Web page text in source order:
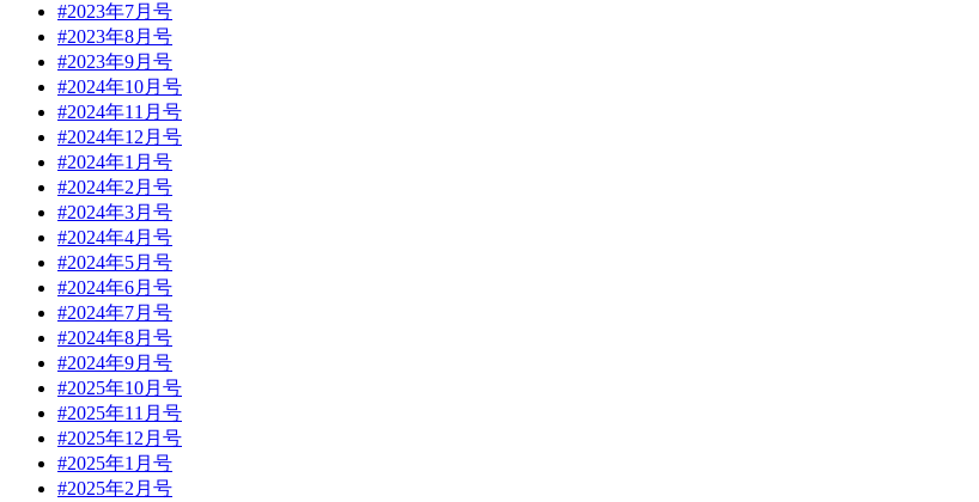
#2023年7月号
#2023年8月号
#2023年9月号
#2024年10月号
#2024年11月号
#2024年12月号
#2024年1月号
#2024年2月号
#2024年3月号
#2024年4月号
#2024年5月号
#2024年6月号
#2024年7月号
#2024年8月号
#2024年9月号
#2025年10月号
#2025年11月号
#2025年12月号
#2025年1月号
#2025年2月号